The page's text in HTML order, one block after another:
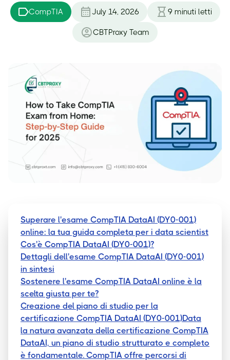
CompTIA July 14, 2026 9 minuti letti
CBTProxy Team
Superare l'esame CompTIA DataAI (DY0-001)
online: la tua guida completa per i data scientist
Cos'è CompTIA DataAI (DY0-001)?
Dettagli dell'esame CompTIA DataAI (DY0-001)
in sintesi
Sostenere l'esame CompTIA DataAI online è la
scelta giusta per te?
Creazione del piano di studio per la
certificazione CompTIA DataAI (DY0-001)Data
la natura avanzata della certificazione CompTIA
DataAI, un piano di studio strutturato e completo
è fondamentale. CompTIA offre percorsi di